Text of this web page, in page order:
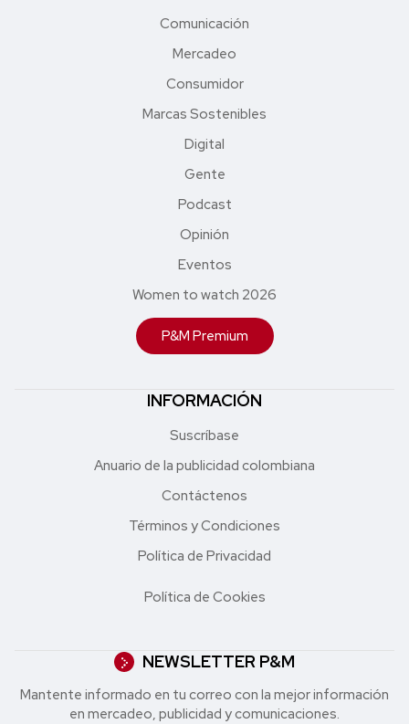
Comunicación
Mercadeo
Consumidor
Marcas Sostenibles
Digital
Gente
Podcast
Opinión
Eventos
Women to watch 2026
P&M Premium
INFORMACIÓN
Suscríbase
Anuario de la publicidad colombiana
Contáctenos
Términos y Condiciones
Política de Privacidad
Política de Cookies
NEWSLETTER P&M
Mantente informado en tu correo con la mejor in formación
en mercadeo, publicidad y comunicaciones.